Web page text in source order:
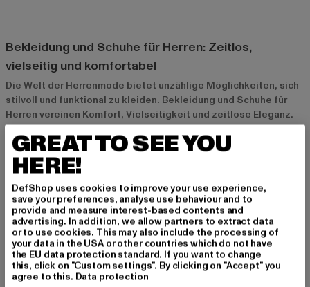
Bekleidung und Schuhe für Herren: Zeitlos,
vielseitig und komfortabel
Die Welt der Herrenmode bietet unzählige Möglichkeiten, sich
stilvoll und funktional zu kleiden. Bekleidung und Schuhe für
Herren vereinen Komfort, Vielseitigkeit und zeitlose Eleganz.
Egal, ob im Alltag, im Büro oder bei festlichen Anlässen – die
richtige Kombination aus Kleidung und Schuhen macht den
Unterschied. Dabei kommt es nicht nur auf den Stil an, sondern
auch auf Qualität und Tragekomfort, um das Beste aus jedem
Outfit herauszuholen.
Warum Bekleidung und Schuhe für Herren
unverzichtbar sind
Gut abgestimmte Bekleidung und Schuhe sind für Herren
unverzichtbar, da sie nicht nur das Aussehen aufwerten,
GREAT TO SEE YOU
HERE!
DefShop uses cookies to improve your use experience,
save your preferences, analyse use behaviour and to
provide and measure interest-based contents and
advertising. In addition, we allow partners to extract data
or to use cookies. This may also include the processing of
your data in the USA or other countries which do not have
the EU data protection standard. If you want to change
this, click on "Custom settings". By clicking on "Accept" you
agree to this. Data protection